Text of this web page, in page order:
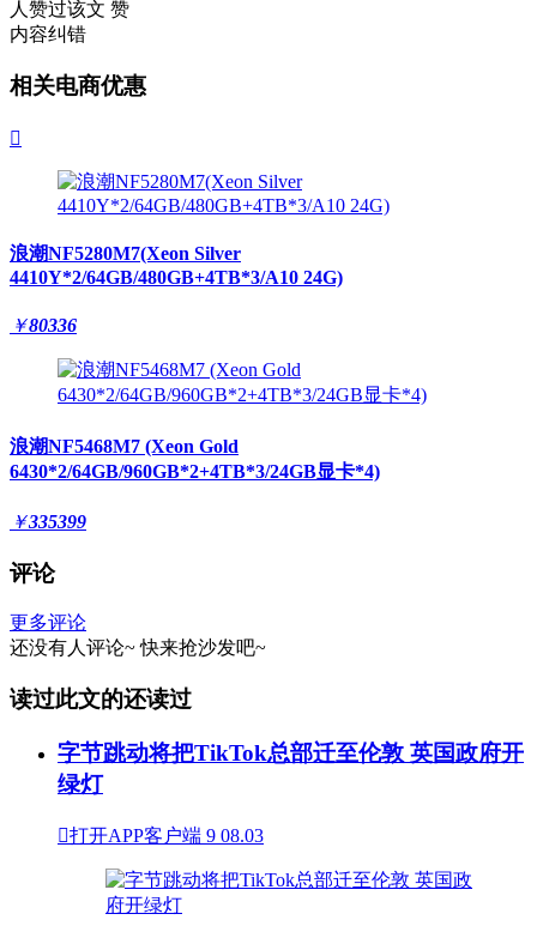
人赞过该文 赞
内容纠错
相关电商优惠

浪潮NF5280M7(Xeon Silver
4410Y*2/64GB/480GB+4TB*3/A10 24G)
￥80336
浪潮NF5468M7 (Xeon Gold
6430*2/64GB/960GB*2+4TB*3/24GB显卡*4)
￥335399
评论
更多评论
还没有人评论~ 快来抢沙发吧~
读过此文的还读过
字节跳动将把TikTok总部迁至伦敦 英国政府开
绿灯
打开APP客户端 9 08.03